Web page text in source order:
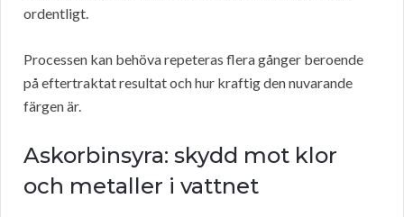
ordentligt.
Processen kan behöva repeteras flera gånger beroende
på eftertraktat resultat och hur kraftig den nuvarande
färgen är.
Askorbinsyra: skydd mot klor
och metaller i vattnet